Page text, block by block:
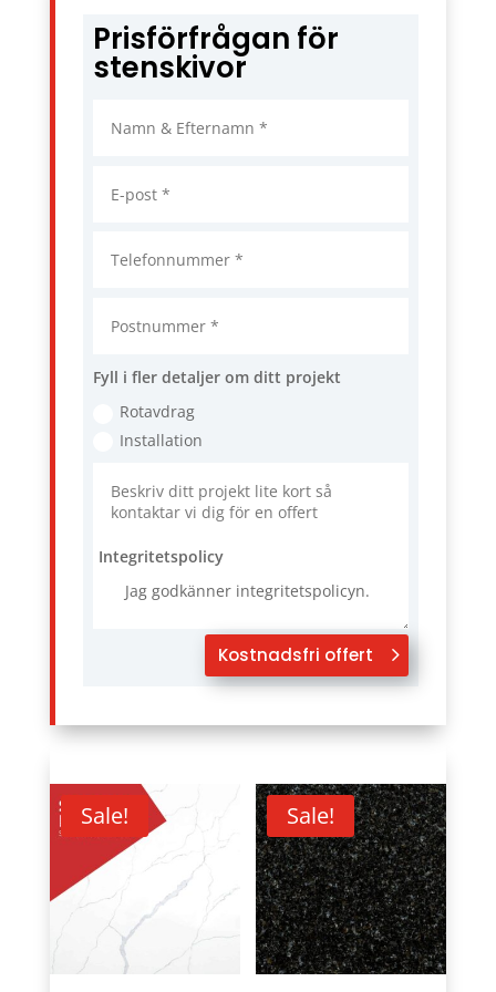
Prisförfrågan för
stenskivor
Fyll i fler detaljer om ditt projekt
Rotavdrag
Installation
Integritetspolicy
Jag godkänner integritetspolicyn.
Kostnadsfri offert
Sale! Sale!